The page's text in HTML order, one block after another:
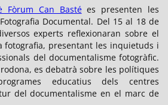
Fòrum Can Bastées presenten les
Documental. Del 15 al 18 de
experts reflexionaran sobre el
presentant les inquietuds i
del documentalisme fotogràfic.
es debatrà sobre les polítiques
educatius dels centres
del documentalisme en el marc de